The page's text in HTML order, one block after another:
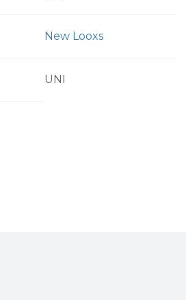
New Looxs
UNI